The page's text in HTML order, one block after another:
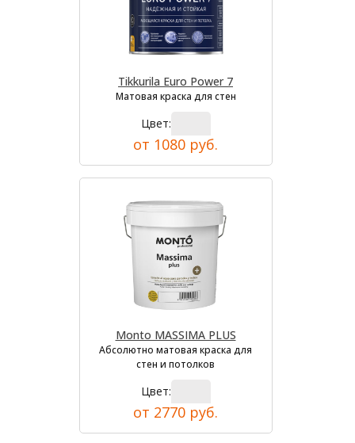
Tikkurila Euro Power 7
Матовая краска для стен
Цвет:
от 1080 руб.
Monto MASSIMA PLUS
Абсолютно матовая краска для
стен и потолков
Цвет:
от 2770 руб.